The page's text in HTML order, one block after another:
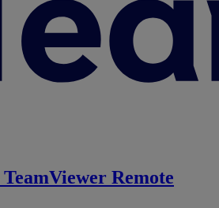
TeamViewer Remote